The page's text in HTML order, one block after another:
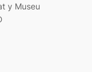
y Museu